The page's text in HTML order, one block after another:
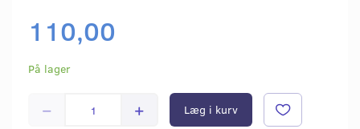
110,00
På lager
Læg i kurv